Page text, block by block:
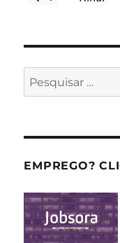
Pesquisar
por:
EMPREGO?